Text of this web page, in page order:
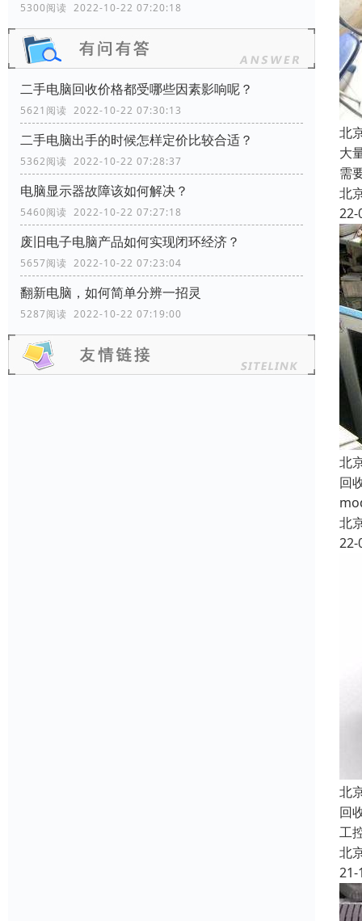
5300阅读 2022-10-22 07:20:18
二手电脑回收价格都受哪些因素影响呢？
5621阅读 2022-10-22 07:30:13
二手电脑出手的时候怎样定价比较合适？
5362阅读 2022-10-22 07:28:37
电脑显示器故障该如何解决？
5460阅读 2022-10-22 07:27:18
废旧电子电脑产品如何实现闭环经济？
5657阅读 2022-10-22 07:23:04
翻新电脑，如何简单分辨一招灵
5287阅读 2022-10-22 07:19:00
北
大
需
北
22-
北
回
北
22-
北
回
工
北
21-